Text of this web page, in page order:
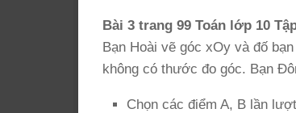
Bài 3 trang 99 Toán lớp 10
Bạn Hoài vẽ góc xOy và đố
không có thước đo góc. Bạn
Chọn các điểm A, B lần